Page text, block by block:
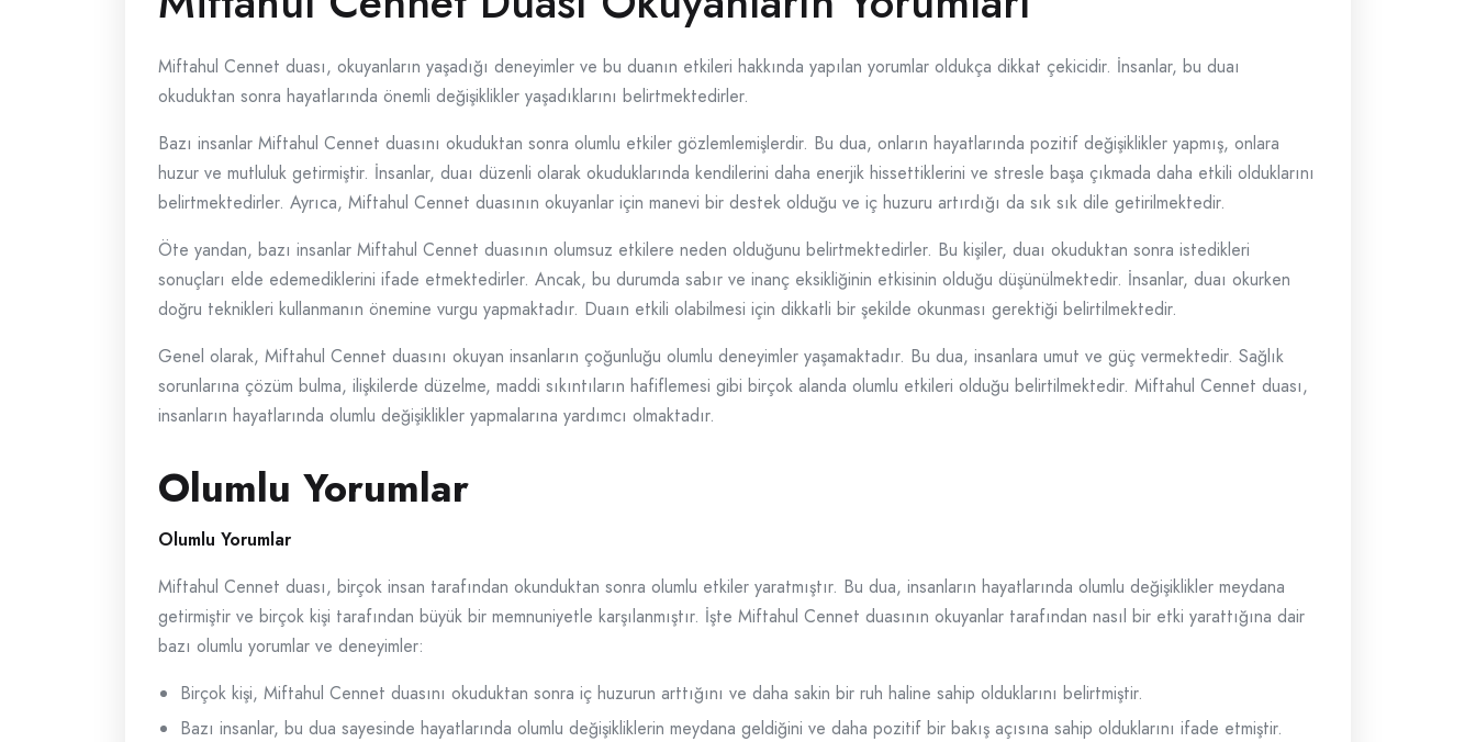
Miftahul Cennet duası, okuyanların yaşadığı deneyimler ve bu duanın etkileri hakkında yapılan yorumlar oldukça dikkat çekicidir. İnsanlar, bu duaı
okuduktan sonra hayatlarında önemli değişiklikler yaşadıklarını belirtmektedirler.
Bazı insanlar Miftahul Cennet duasını okuduktan sonra olumlu etkiler gözlemlemişlerdir. Bu dua, onların hayatlarında pozitif değişiklikler yapmış, onlara
huzur ve mutluluk getirmiştir. İnsanlar, duaı düzenli olarak okuduklarında kendilerini daha enerjik hissettiklerini ve stresle başa çıkmada daha etkili olduklarını
belirtmektedirler. Ayrıca, Miftahul Cennet duasının okuyanlar için manevi bir destek olduğu ve iç huzuru artırdığı da sık sık dile getirilmektedir.
Öte yandan, bazı insanlar Miftahul Cennet duasının olumsuz etkilere neden olduğunu belirtmektedirler. Bu kişiler, duaı okuduktan sonra istedikleri
sonuçları elde edemediklerini ifade etmektedirler. Ancak, bu durumda sabır ve inanç eksikliğinin etkisinin olduğu düşünülmektedir. İnsanlar, duaı okurken
doğru teknikleri kullanmanın önemine vurgu yapmaktadır. Duaın etkili olabilmesi için dikkatli bir şekilde okunması gerektiği belirtilmektedir.
Genel olarak, Miftahul Cennet duasını okuyan insanların çoğunluğu olumlu deneyimler yaşamaktadır. Bu dua, insanlara umut ve güç vermektedir. Sağlık
sorunlarına çözüm bulma, ilişkilerde düzelme, maddi sıkıntıların hafiflemesi gibi birçok alanda olumlu etkileri olduğu belirtilmektedir. Miftahul Cennet duası,
insanların hayatlarında olumlu değişiklikler yapmalarına yardımcı olmaktadır.
Olumlu Yorumlar
Olumlu Yorumlar
Miftahul Cennet duası, birçok insan tarafından okunduktan sonra olumlu etkiler yaratmıştır. Bu dua, insanların hayatlarında olumlu değişiklikler meydana
getirmiştir ve birçok kişi tarafından büyük bir memnuniyetle karşılanmıştır. İşte Miftahul Cennet duasının okuyanlar tarafından nasıl bir etki yarattığına dair
bazı olumlu yorumlar ve deneyimler:
Birçok kişi, Miftahul Cennet duasını okuduktan sonra iç huzurun arttığını ve daha sakin bir ruh haline sahip olduklarını belirtmiştir.
Bazı insanlar, bu dua sayesinde hayatlarında olumlu değişikliklerin meydana geldiğini ve daha pozitif bir bakış açısına sahip olduklarını ifade etmiştir.